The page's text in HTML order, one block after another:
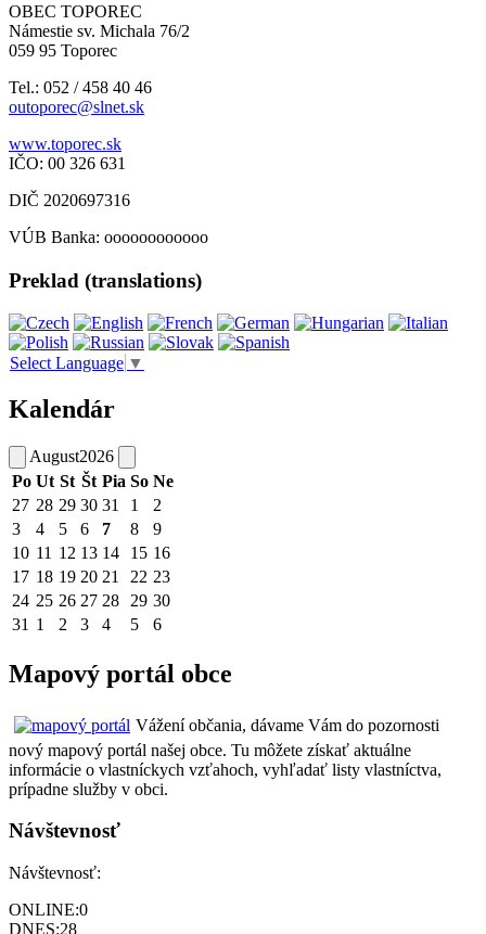
OBEC TOPOREC
Námestie sv. Michala 76/2
059 95 Toporec
Tel.: 052 / 458 40 46
outoporec@slnet.sk
www.toporec.sk
IČO: 00 326 631
DIČ 2020697316
VÚB Banka: oooooooooooo
Preklad (translations)
Select Language ▼
Kalendár
August2026
Po Ut St Št Pia So Ne
27 28 29 30 31 1
2
3
4 5 6 7 8
9
10 11 12 13 14 15 16
17 18 19 20 21 22 23
24 25 26 27 28 29 30
31 1 2 3 4 5 6
Mapový portál obce
Vážení občania, dávame Vám do pozornosti
nový mapový portál našej obce. Tu môžete získať aktuálne
informácie o vlastníckych vzťahoch, vyhľadať listy vlastníctva,
prípadne služby v obci.
Návštevnosť
Návštevnosť:
ONLINE:0
DNES:28